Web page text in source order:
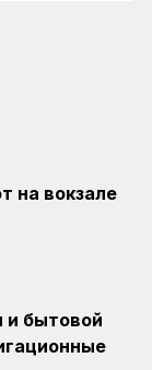
на вокзале
бытовой